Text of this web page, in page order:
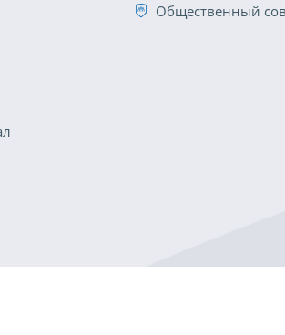
Общественный